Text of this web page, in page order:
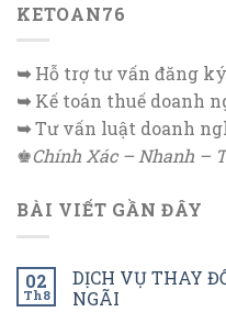
KETOAN76
➥Hỗ trợ tư vấn đăng
➥Kế toán thuế doanh
➥Tư vấn luật doanh
♚Chính Xác – Nhanh –
BÀI VIẾT GẦN ĐÂY
02
Th8
DỊCH VỤ THAY
NGÃI